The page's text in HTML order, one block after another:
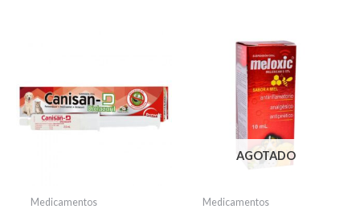
Medicamentos
AGOTADO
Medicamentos